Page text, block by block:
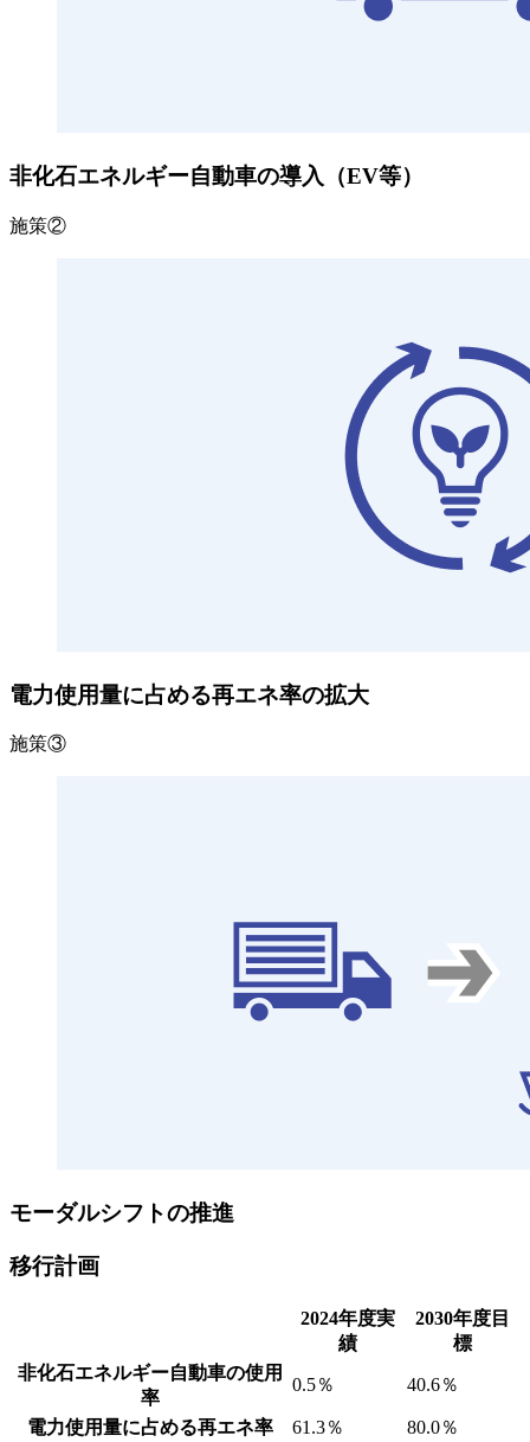
非化石エネルギー自動車の導入（EV等）
施策②
電力使用量に占める再エネ率の拡大
施策③
モーダルシフトの推進
移行計画
2024年度実
績
2030年度目
標
非化石エネルギー自動車の使用
率
0.5％ 40.6％
電力使用量に占める再エネ率 61.3％ 80.0％